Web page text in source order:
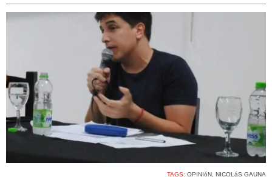
TAGS: OPINIóN, NICOLáS GAUNA